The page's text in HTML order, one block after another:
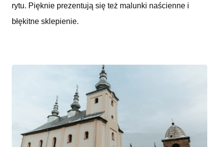
rytu. Pięknie prezentują się też malunki naścienne i
błękitne sklepienie.